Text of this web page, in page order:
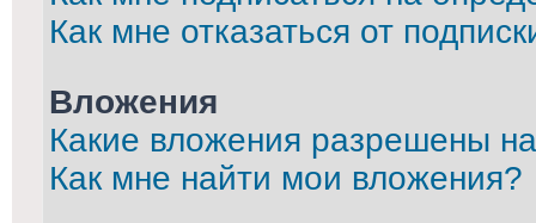
Как мне отказаться от
Вложения
Какие вложения разрешены
Как мне найти мои вложения?